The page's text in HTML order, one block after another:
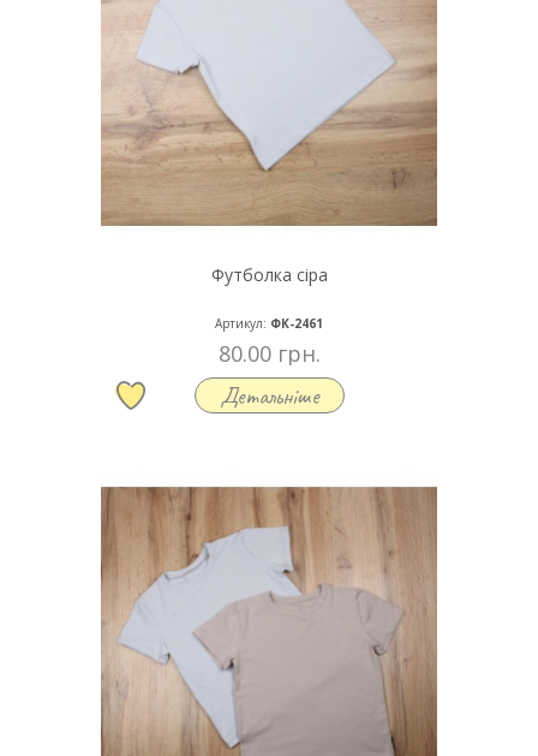
Футболка сіра
Артикул: ФК-2461
80.00 грн.
Детальніше